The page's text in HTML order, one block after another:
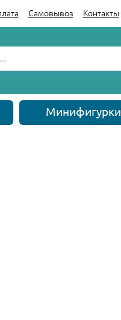
Самовывоз Контакты
Минифигурки